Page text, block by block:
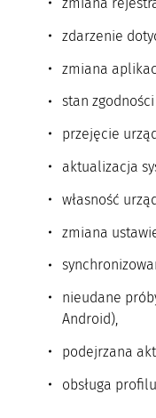
zdarzenie
zmiana
stan
przejęcie
aktualizacja
własność
zmiana
nieudane
Android),
podejrzana
obsługa